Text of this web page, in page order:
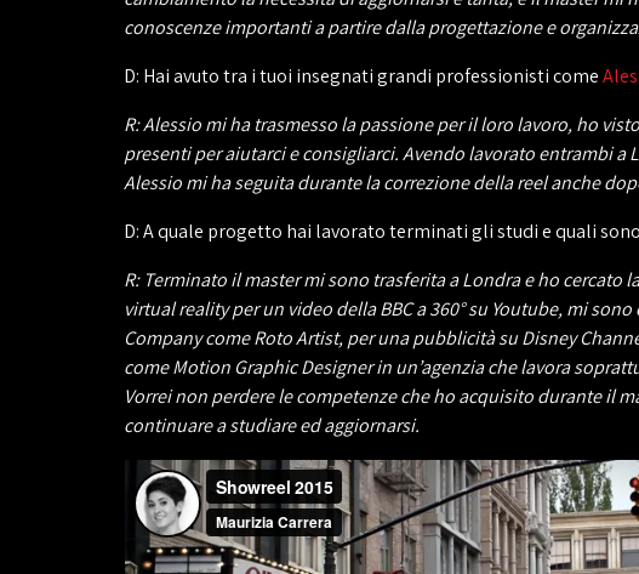
conoscenze importanti a partire dalla progettazione e
D: Hai avuto tra i tuoi insegnati grandi professionisti come
R: Alessio mi ha trasmesso la passione per il loro lavoro, ho
presenti per aiutarci e consigliarci. Avendo lavorato entrambi
Alessio mi ha seguita durante la correzione della reel anche
D: A quale progetto hai lavorato terminati gli studi e quali
R: Terminato il master mi sono trasferita a Londra e ho
virtual reality per un video della BBC a 360° su Youtube, mi
Company come Roto Artist, per una pubblicità su Disney
come Motion Graphic Designer in un’agenzia che lavora
Vorrei non perdere le competenze che ho acquisito durante il
continuare a studiare ed aggiornarsi.